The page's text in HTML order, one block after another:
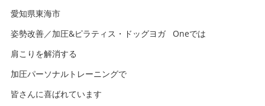
愛知県東海市
姿勢改善／加圧&ピラティス・ドッグヨガ Oneでは
肩こりを解消する
加圧パーソナルトレーニングで
皆さんに喜ばれています